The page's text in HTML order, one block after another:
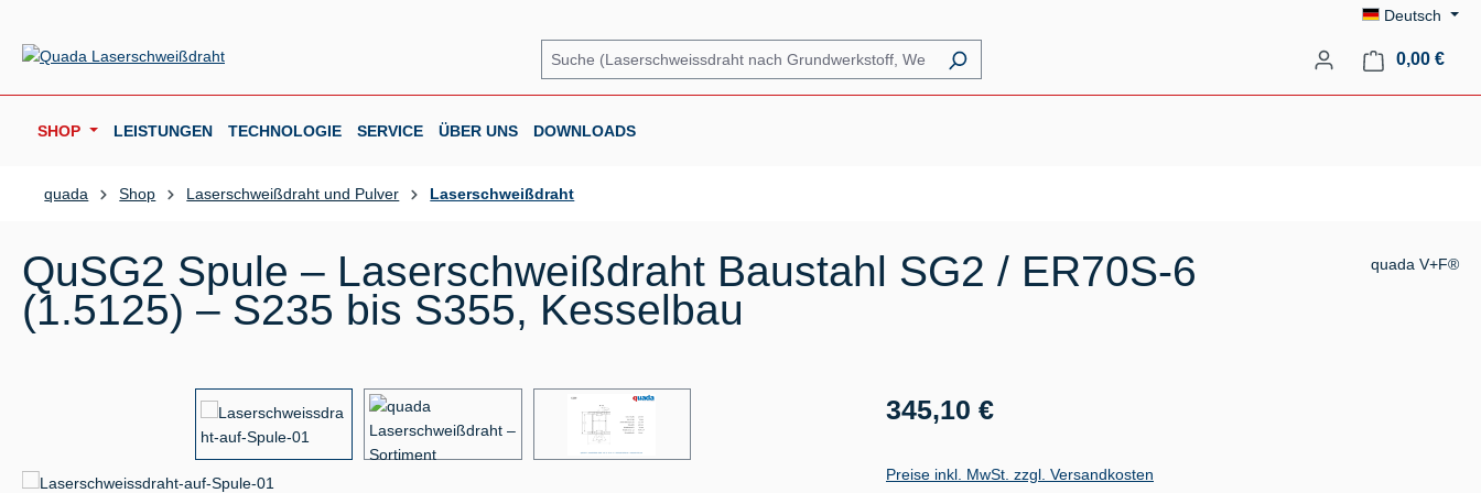
Deutsch
0,00 €
SHOP LEISTUNGEN TECHNOLOGIE SERVICE ÜBER UNS DOWNLOADS
quada Shop Laserschweißdraht und Pulver Laserschweißdraht
QuSG2 Spule – Laserschweißdraht Baustahl SG2 / ER70S-6
(1.5125) – S235 bis S355, Kesselbau
quada V+F®
Bildergalerie überspringen Regulärer Preis:
345,10 €
Preise inkl. MwSt. zzgl. Versandkosten